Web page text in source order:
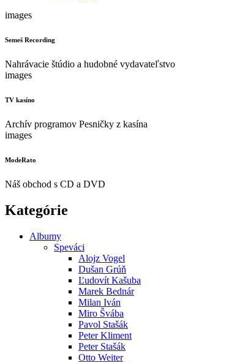
images
Semeš Recording
Nahrávacie štúdio a hudobné vydavateľstvo
images
TV kasíno
Archív programov Pesničky z kasína
images
ModeRato
Náš obchod s CD a DVD
Kategórie
Albumy
Speváci
Alojz Vogel
Dušan Grúň
Ľudovít Kašuba
Marek Bednár
Milan Iván
Miro Švába
Pavol Stašák
Peter Kliment
Peter Stašák
Otto Weiter